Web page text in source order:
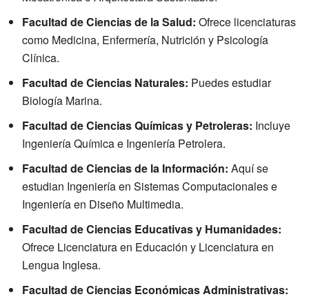
Facultad de Ciencias de la Salud: Ofrece licenciaturas
como Medicina, Enfermería, Nutrición y Psicología
Clínica.
Facultad de Ciencias Naturales: Puedes estudiar
Biología Marina.
Facultad de Ciencias Químicas y Petroleras: Incluye
Ingeniería Química e Ingeniería Petrolera.
Facultad de Ciencias de la Información: Aquí se
estudian Ingeniería en Sistemas Computacionales e
Ingeniería en Diseño Multimedia.
Facultad de Ciencias Educativas y Humanidades:
Ofrece Licenciatura en Educación y Licenciatura en
Lengua Inglesa.
Facultad de Ciencias Económicas Administrativas: